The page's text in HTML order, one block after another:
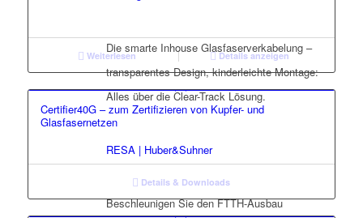
Die smarte Inhouse Glasfaserverkabelung –
transparentes Design, kinderleichte Montage:
Alles über die Clear-Track Lösung.
RESA | Huber&Suhner
Beschleunigen Sie den FTTH-Ausbau
Weiterlesen Details anzeigen
Certifier40G – zum Zertifizieren von Kupfer- und
Glasfasernetzen
Details & Downloads